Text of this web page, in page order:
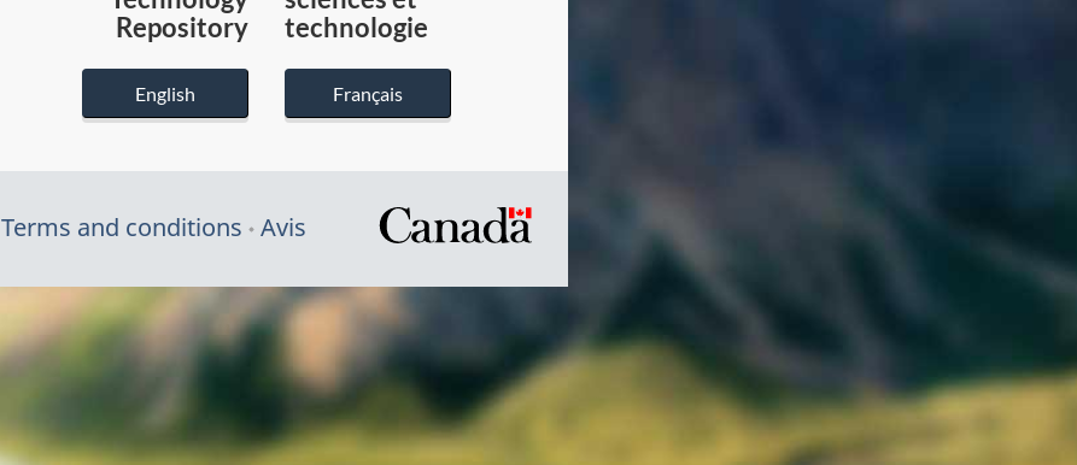
Canada
Repository
English
technologie
Français
Terms and conditions Avis
/
gouvernement
du